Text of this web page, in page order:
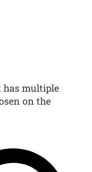
has multiple
on the